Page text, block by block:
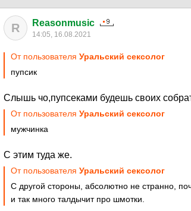
R Reasonmusic
14:05, 16.08.2021
От пользователя Уральский сексолог
пупсик
Слышь чо,пупсеками будешь своих
От пользователя Уральский сексолог
мужчинка
С этим туда же.
От пользователя Уральский сексолог
С другой стороны, абсолютно не странно,
и так много талдычит про шмотки.